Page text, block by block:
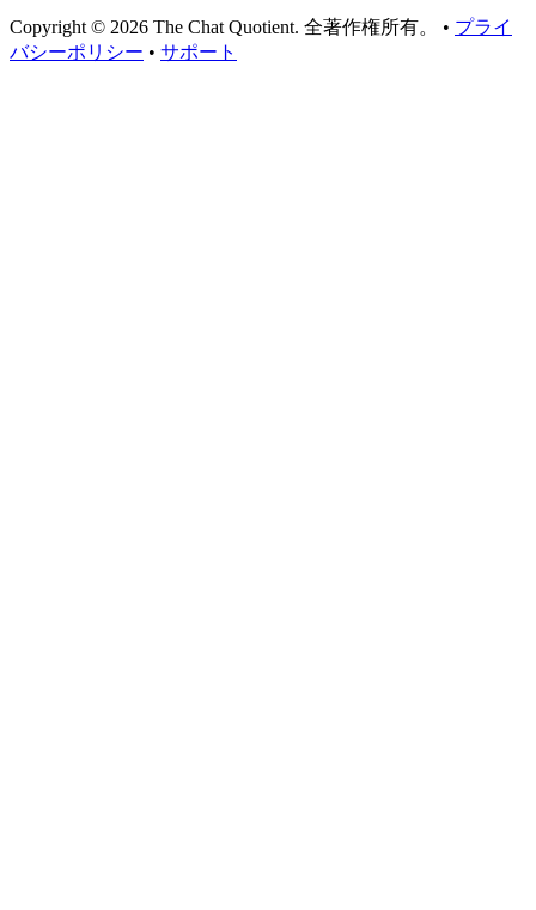
Copyright © 2026 The Chat Quotient. 全著作権所有。 • プライ
バシーポリシー • サポート